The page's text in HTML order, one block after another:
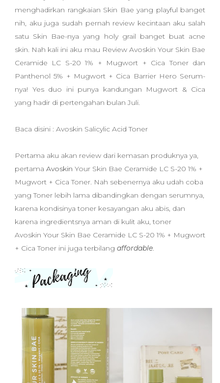
menghadirkan rangkaian Skin Bae yang playful banget
nih, aku juga sudah pernah review kecintaan aku salah
satu Skin Bae-nya yang holy grail banget buat acne
skin. Nah kali ini aku mau Review Avoskin Your Skin Bae
Ceramide LC S-20 1% + Mugwort + Cica Toner dan
Panthenol 5% + Mugwort + Cica Barrier Hero Serum-
nya! Yes duo ini punya kandungan Mugwort & Cica
yang hadir di pertengahan bulan Juli.
Baca disini : Avoskin Salicylic Acid Toner
Pertama aku akan review dari kemasan produknya ya,
pertama Avoskin Your Skin Bae Ceramide LC S-20 1% +
Mugwort + Cica Toner. Nah sebenernya aku udah coba
yangToner lebih lama dibandingkan dengan serumnya,
karena kondisinya toner kesayangan aku abis, dan
karena ingredientsnya aman di kulit aku, toner
Avoskin Your Skin Bae Ceramide LC S-20 1% + Mugwort
+ Cica Toner ini juga terbilang affordable.